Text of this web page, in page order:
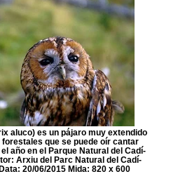
aluco) es un pájaro muy extendido
forestales que se puede oír cantar
año en el Parque Natural del Cadí-
Arxiu del Parc Natural del Cadí-
20/06/2015 Mida: 820 x 600